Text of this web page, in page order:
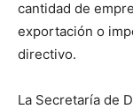
cantidad de
exportación o
directivo.
La Secretaría de